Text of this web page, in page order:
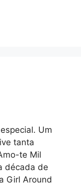
Um
tanta
te Mil
década de
Girl Around